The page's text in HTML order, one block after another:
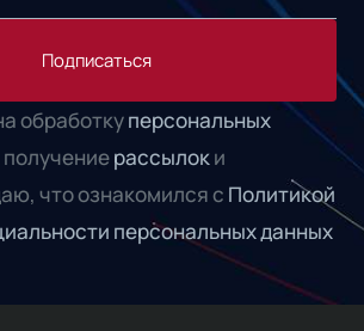
Подписаться
обработкуперсональных
получениерассылоки
что ознакомился с Политикой
персональных данных